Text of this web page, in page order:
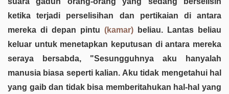
ketika terjadi perselisihan dan pertikaian di antara
mereka di depan pintu (kamar) beliau. Lantas beliau
keluar untuk menetapkan keputusan di antara mereka
seraya bersabda, "Sesungguhnya aku hanyalah
manusia biasa seperti kalian. Aku tidak mengetahui hal
yang gaib dan tidak bisa memberitahukan hal-hal yang